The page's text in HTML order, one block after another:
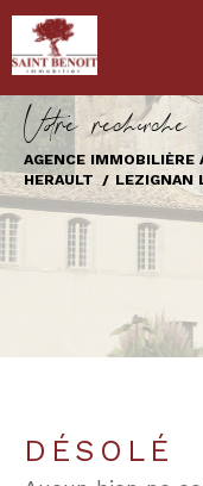
Vore recece
AGENCE IMMOBILIÈRE
HERAULT
LEZIGNAN
DÉSOLÉ
Effectuer
et trouver le
critères
d'offre
Vente
de
bien
Type de bien